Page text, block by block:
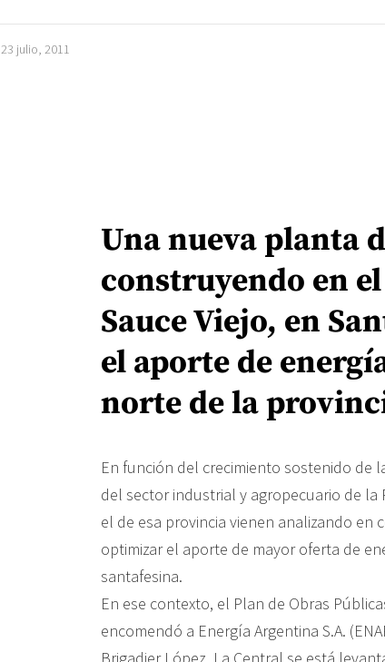
23 julio, 2011
Una nueva planta
construyendo en
Sauce Viejo, en
el aporte de
norte de la
En función del crecimiento sostenido de
del sector industrial y agropecuario de la
el de esa provincia vienen analizando
optimizar el aporte de mayor oferta de
santafesina.
En ese contexto, el Plan de Obras
encomendó a Energía Argentina S.A.